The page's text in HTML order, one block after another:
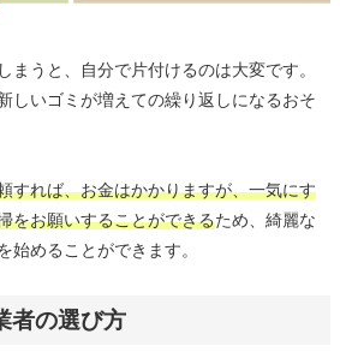
まうと、自分で片付けるのは大変です。
しいゴミが増えての繰り返しになるおそ
すれば、お金はかかりますが、一気にす
をお願いすることができるため、綺麗な
始めることができます。
者の選び方